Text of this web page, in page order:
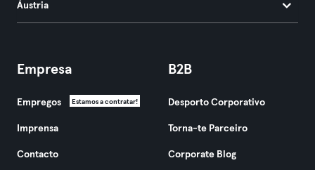
Áustria
Empresa
Empregos Estamos a contratar!
Imprensa
Contacto
B2B
Desporto Corporativo
Torna-te Parceiro
Corporate Blog